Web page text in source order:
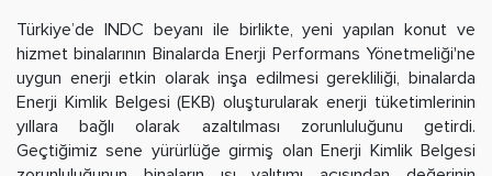
Türkiye’de INDC beyanı ile birlikte, yeni yapılan konut ve
hizmet binalarının Binalarda Enerji Performans Yönetmeliği'ne
uygun enerji etkin olarak inşa edilmesi gerekliliği, binalarda
Enerji Kimlik Belgesi (EKB) oluşturularak enerji tüketimlerinin
yıllara bağlı olarak azaltılması zorunluluğunu getirdi.
Geçtiğimiz sene yürürlüğe girmiş olan Enerji Kimlik Belgesi